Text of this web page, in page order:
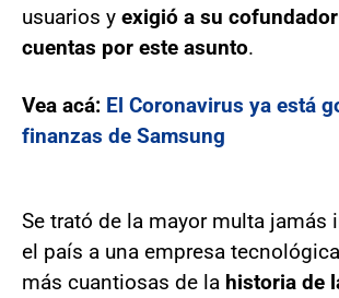
usuarios y exigió a su
cuentas por este asunto.
Vea acá: El Coronavirus ya está
finanzas de Samsung
Se trató de la mayor multa jamás
el país a una empresa
más cuantiosas de la historia de